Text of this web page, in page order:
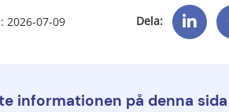
: 2026-07-09 Dela:
informationen på denna